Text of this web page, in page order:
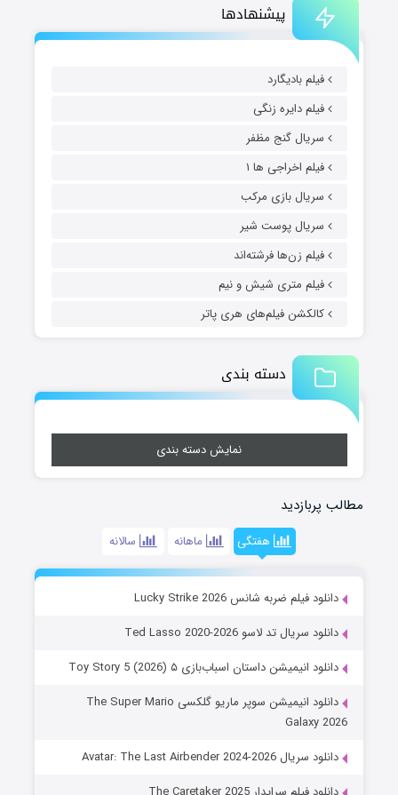
پیشنهادها
فیلم بادیگارد
فیلم دایره زنگی
سریال گنج مظفر
فیلم اخراجی ها ۱
سریال بازی مرکب
سریال پوست شیر
فیلم زن‌ها فرشته‌اند
فیلم متری شیش و نیم
کالکشن فیلم‌های هری پاتر
دسته بندی
نمایش دسته بندی
مطالب پربازدید
هفتگی ماهانه سالانه
دانلود فیلم ضربه شانس Lucky Strike 2026
دانلود سریال تد لاسو Ted Lasso 2020-2026
دانلود انیمیشن داستان اسباب‌بازی ۵ Toy Story 5 (2026)
دانلود انیمیشن سوپر ماریو گلکسی The Super Mario
Galaxy 2026
دانلود سریال Avatar: The Last Airbender 2024-2026